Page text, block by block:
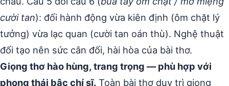
cười tan): đối hành động vừa kiên định (ôm chặt lý
tưởng) vừa lạc quan (cười tan oán thù). Nghệ thuật
đối tạo nên sức cân đối, hài hòa của bài thơ.
Giọng thơ hào hùng, trang trọng — phù hợp với
phong thái bậc chí sĩ. Toàn bài thơ duy trì giọng